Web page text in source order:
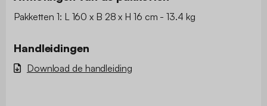
Pakketten 1: L 160 x B 28 x H 16 cm - 13.4 kg
Handleidingen
Download de handleiding